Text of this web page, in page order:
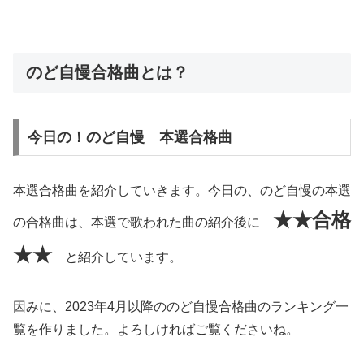
のど自慢合格曲とは？
今日の！のど自慢 本選合格曲
本選合格曲を紹介していきます。今日の、のど自慢の本選
の合格曲は、本選で歌われた曲の紹介後に ★★合格
★★と紹介しています。
因みに、2023年4月以降ののど自慢合格曲のランキング一
覧を作りました。よろしければご覧くださいね。